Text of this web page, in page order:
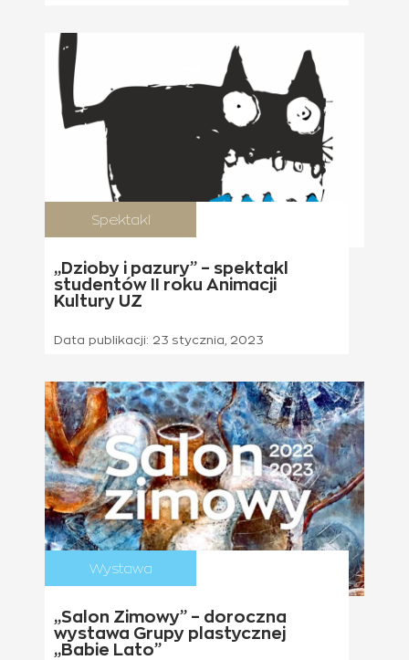
Spektakl
„Dzioby i pazury” – spektakl
studentów II roku Animacji
Kultury UZ
Data publikacji: 23 stycznia, 2023
Wystawa
„Salon Zimowy” – doroczna
wystawa Grupy plastycznej
„Babie Lato”